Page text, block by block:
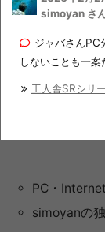
simoyan さ
ジャバさんPC
しないことも一
工人舎SRシリ
PC・Internet
simoyanの